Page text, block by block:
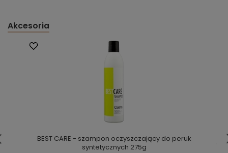
Akcesoria
BEST CARE - szampon oczyszczający do peruk
syntetycznych 275g